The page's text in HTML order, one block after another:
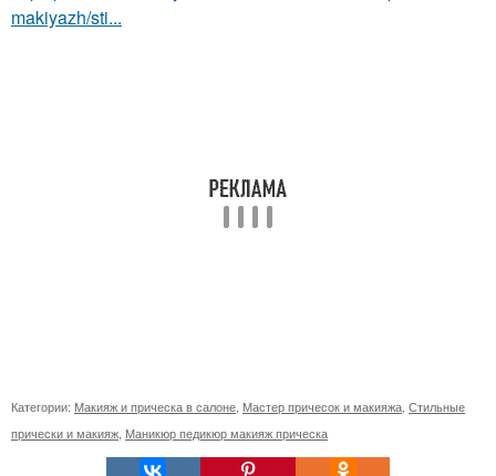
makiyazh/sti...
Категории: Макияж и прическа в салоне Мастер причесок и макияжа Стильные
прически и макияж Маникюр педикюр макияж прическа